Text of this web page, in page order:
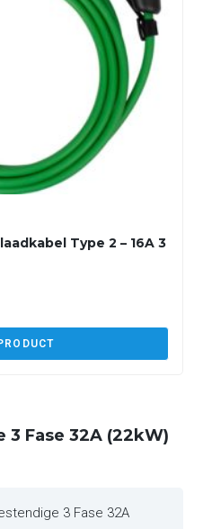
Type 2 – 16A 3
Fase 32A (22kW)
3 Fase 32A